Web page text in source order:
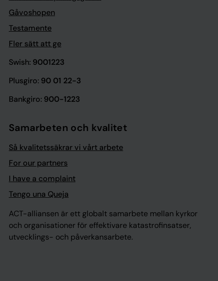
Gåvoshopen
Testamente
Fler sätt att ge
Swish: 9001223
Plusgiro: 90 01 22-3
Bankgiro: 900-1223
Samarbeten och kvalitet
Så kvalitetssäkrar vi vårt arbete
For our partners
I have a complaint
Tengo una Queja
ACT-alliansen är ett globalt samarbete mellan kyrkor
och organisationer för effektivare katastrofinsatser,
utvecklings- och påverkansarbete.